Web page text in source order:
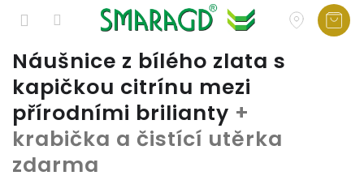
Přejít
obsah
Náušnice z bílého zlata s
kapičkou citrínu mezi
přírodními brilianty +
krabička a čistící utěrka
zdarma